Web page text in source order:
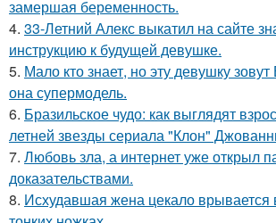
замершая беременность.
4. 33-Летний Алекс выкатил на сайте
инструкцию к будущей девушке.
5. Мало кто знает, но эту девушку
она супермодель.
6. Бразильское чудо: как выглядят
летней звезды сериала "Клон"
7. Любовь зла, а интернет уже открыл
доказательствами.
8. Исхудавшая жена цекало врывается